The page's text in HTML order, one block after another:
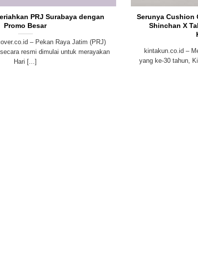
PRJ Surabaya dengan
Promo Besar
– Pekan Raya Jatim (PRJ)
resmi dimulai untuk merayakan
Hari [...]
Serunya Cushion
Shinchan X
kintakun.co.id –
yang ke-30 tahun,